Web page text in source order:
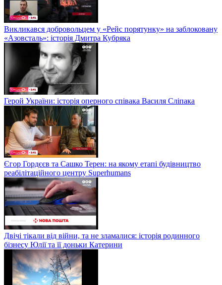
Викликався добровольцем у «Рейс порятунку» на заблоковану
«Азовсталь»: історія Дмитра Кубряка
Герой України: історія оперного співака Василя Сліпака
Єгор Гордєєв та Сашко Терен: на якому етапі будівництво
реабілітаційного центру Superhumans
Двічі тікали від війни, та не зламалися: історія родинного
бізнесу Юлії та її доньки Катерини